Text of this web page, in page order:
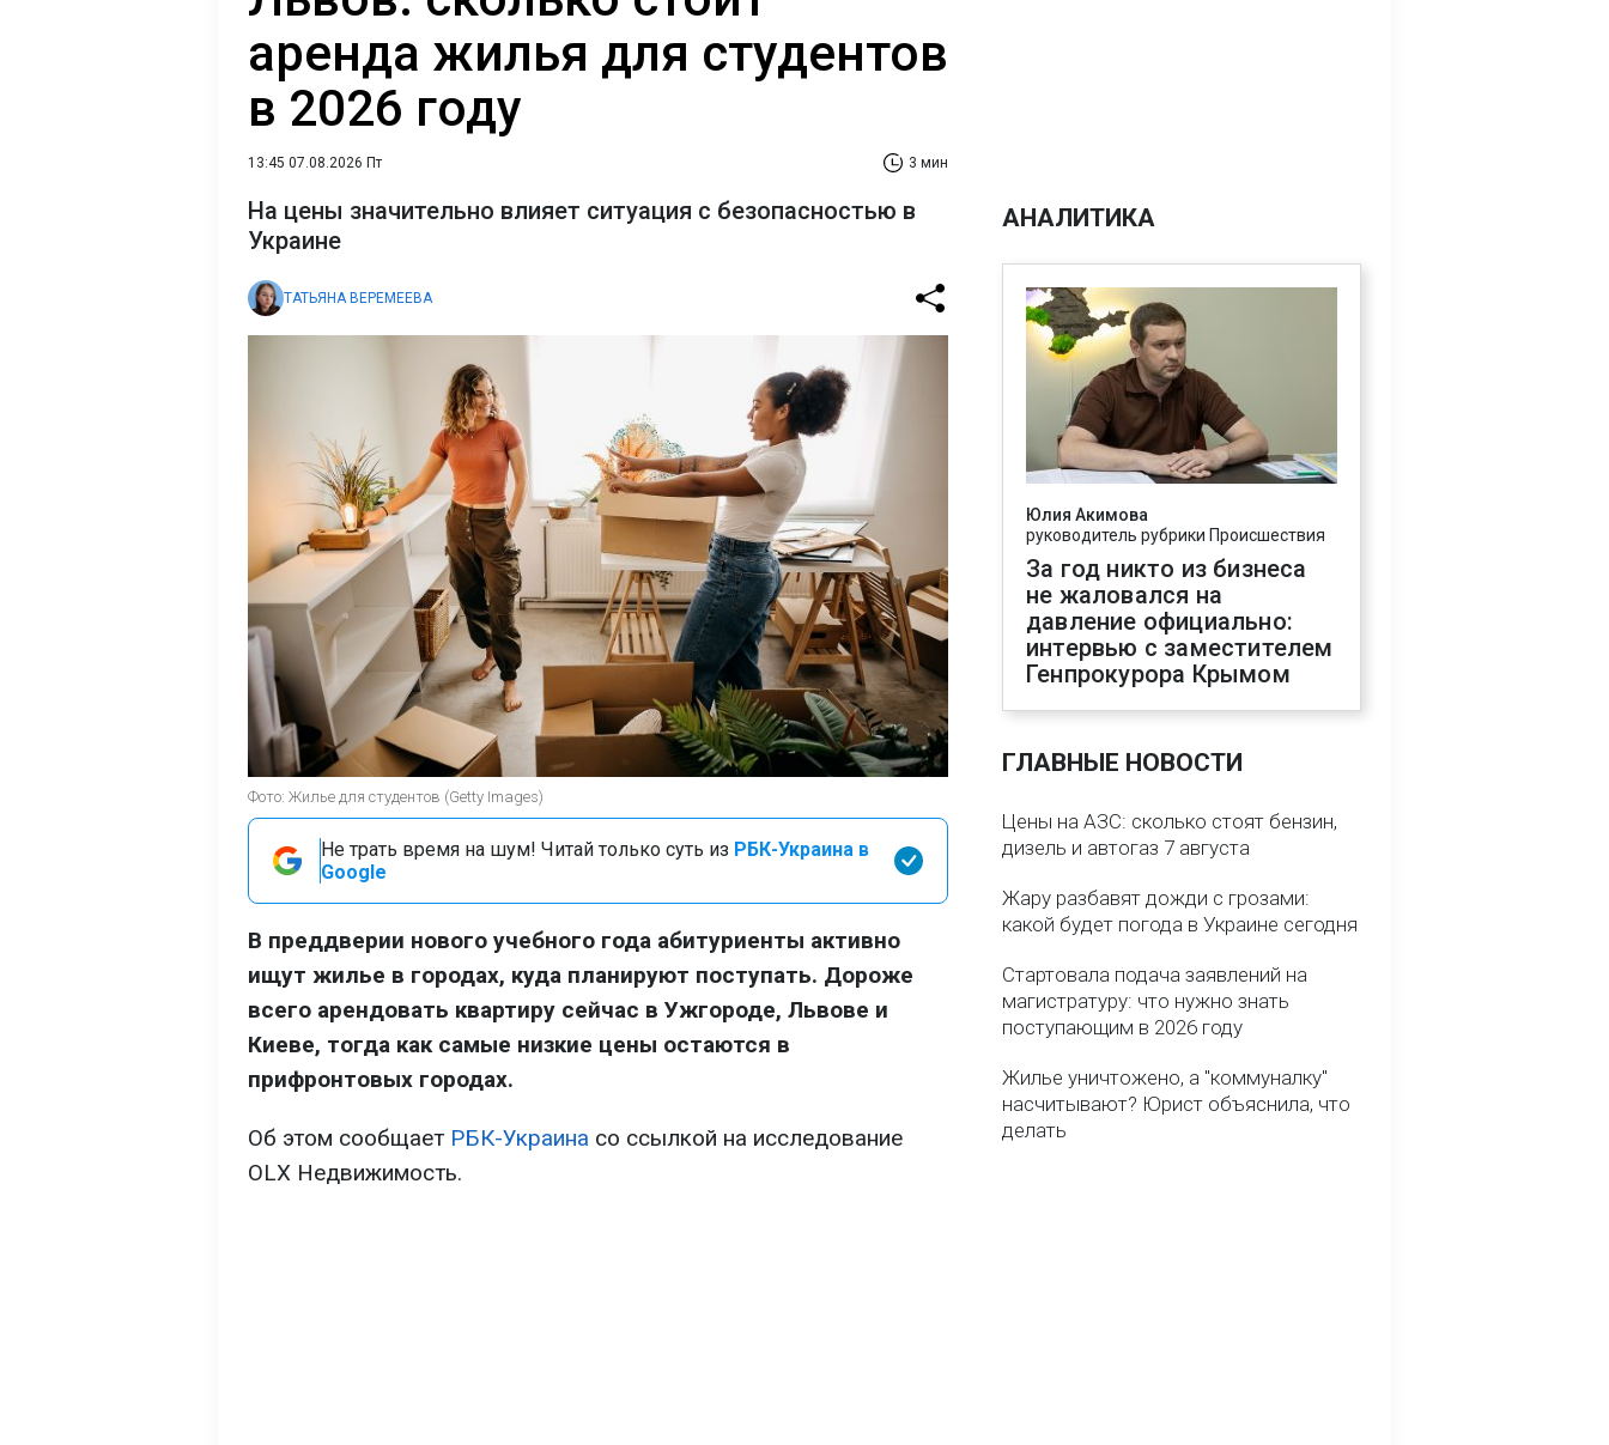
аренда жилья для студентов
в 2026 году
13:45 07.08.2026 Пт 3 мин
На цены значительно влияет ситуация с безопасностью в
Украине
ТАТЬЯНА ВЕРЕМЕЕВА
Фото: Жилье для студентов (Getty Images)
Не трать время на шум! Читай только суть из РБК-Украина в
Google
В преддверии нового учебного года абитуриенты активно
ищут жилье в городах, куда планируют поступать. Дороже
всего арендовать квартиру сейчас в Ужгороде, Львове и
Киеве, тогда как самые низкие цены остаются в
прифронтовых городах.
Об этом сообщает РБК-Украина со ссылкой на исследование
OLX Недвижимость.
АНАЛИТИКА
Юлия Акимова
руководитель рубрики Происшествия
За год никто из бизнеса
не жаловался на
давление официально:
интервью с заместителем
Генпрокурора Крымом
ГЛАВНЫЕ НОВОСТИ
Цены на АЗС: сколько стоят бензин,
дизель и автогаз 7 августа
Жару разбавят дожди с грозами:
какой будет погода в Украине сегодня
Стартовала подача заявлений на
магистратуру: что нужно знать
поступающим в 2026 году
Жилье уничтожено, а "коммуналку"
насчитывают? Юрист объяснила, что
делать